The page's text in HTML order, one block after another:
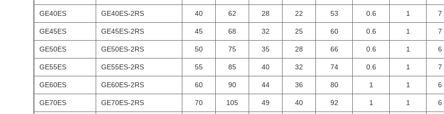
GE40ES GE40ES-2RS 40 62 28 22 53 0.6 1 7
GE45ES GE45ES-2RS 45 68 32 25 60 0.6 1 7
GE50ES GE50ES-2RS 50 75 35 28 66 0.6 1 6
GE55ES GE55ES-2RS 55 85 40 32 74 0.6 1 7
GE60ES GE60ES-2RS 60 90 44 36 80 1 1 6
GE70ES GE70ES-2RS 70 105 49 40 92 1 1 6